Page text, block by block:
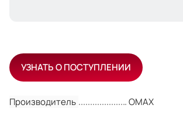
Производитель OMAX
УЗНАТЬ О ПОСТУПЛЕНИИ